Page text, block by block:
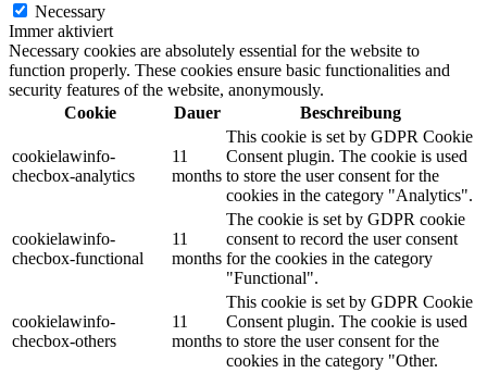
Necessary
Immer aktiviert
Necessary cookies are absolutely essential for the website to
function properly. These cookies ensure basic functionalities and
security features of the website, anonymously.
Cookie
Dauer Beschreibung
cookielawinfo-
checbox-analytics
11
months
This cookie is set by GDPR Cookie
Consent plugin. The cookie is used
to store the user consent for the
cookies in the category "Analytics".
cookielawinfo-
checbox-functional
11
months
The cookie is set by GDPR cookie
consent to record the user consent
for the cookies in the category
"Functional".
cookielawinfo-
checbox-others
11
months
This cookie is set by GDPR Cookie
Consent plugin. The cookie is used
to store the user consent for the
cookies in the category "Other.